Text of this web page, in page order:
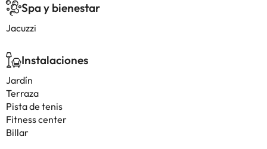
Spa y bienestar
Jacuzzi
Instalaciones
Jardín
Terraza
Pista de tenis
Fitness center
Billar